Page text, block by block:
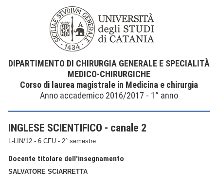
DIPARTIMENTO DI CHIRURGIA GENERALE E SPECIALITÀ
MEDICO-CHIRURGICHE
Corso di laurea magistrale in Medicina e chirurgia
Anno accademico 2016/2017 - 1° anno
INGLESE SCIENTIFICO - canale 2
L-LIN/12 - 6 CFU - 2° semestre
Docente titolare dell'insegnamento
SALVATORE SCIARRETTA